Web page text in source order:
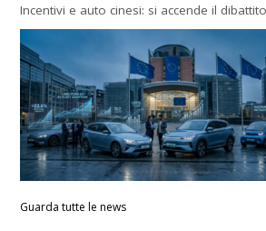
Incentivi e auto cinesi: si accende il
Guarda tutte le news